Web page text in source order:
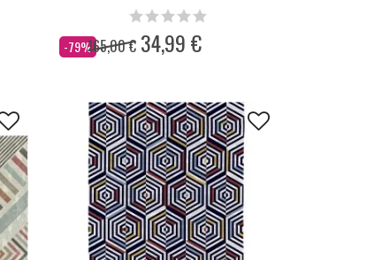
-79%
Dès 165,00 € 34,99 €